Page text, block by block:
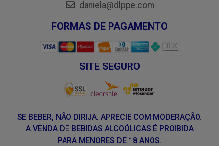
daniela@dlppe.com
FORMAS DE PAGAMENTO
SITE SEGURO
SE BEBER, NÃO DIRIJA. APRECIE COM MODERAÇÃO.
A VENDA DE BEBIDAS ALCOÓLICAS É PROIBIDA
PARA MENORES DE 18 ANOS.